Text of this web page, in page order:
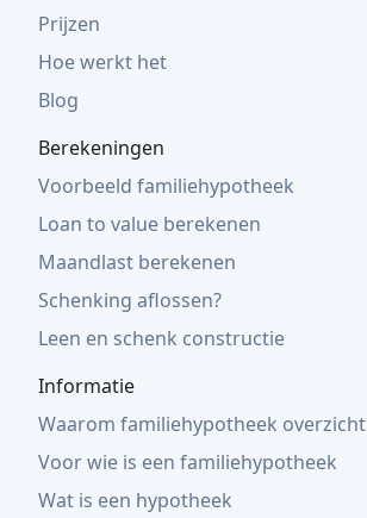
Prijzen
Hoe werkt het
Blog
Berekeningen
Voorbeeld familiehypotheek
Loan to value berekenen
Maandlast berekenen
Schenking aflossen?
Leen en schenk constructie
Informatie
Waarom familiehypotheek overzicht
Voor wie is een familiehypotheek
Wat is een hypotheek